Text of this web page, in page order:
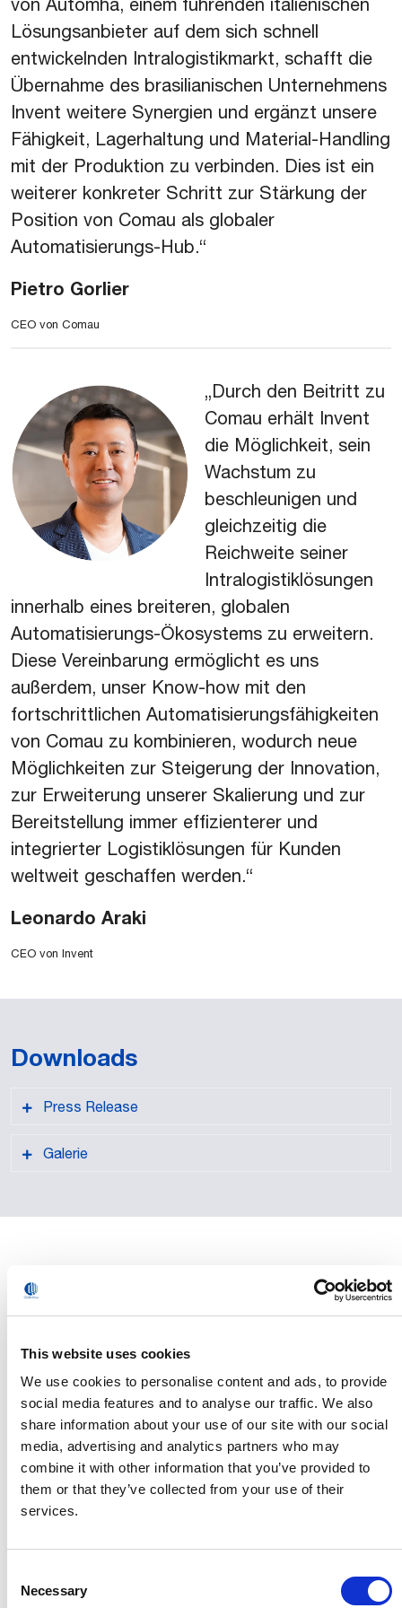
This website uses cookies
We use cookies to personalise content and ads, to provide
social media features and to analyse our traffic. We also
share information about your use of our site with our social
media, advertising and analytics partners who may
combine it with other information that you’ve provided to
them or that they’ve collected from your use of their
services.
Selection
Necessary
Lösungsanbieter auf dem sich schnell
entwickelnden Intralogistikmarkt, schafft die
Übernahme des brasilianischen Unternehmens
Invent weitere Synergien und ergänzt unsere
Fähigkeit, Lagerhaltung und Material-Handling
mit der Produktion zu verbinden. Dies ist ein
weiterer konkreter Schritt zur Stärkung der
Position von Comau als globaler
Automatisierungs-Hub.“
Pietro Gorlier
CEO von Comau
„Durch den Beitritt zu
Comau erhält Invent
die Möglichkeit, sein
Wachstum zu
beschleunigen und
gleichzeitig die
Reichweite seiner
Intralogistiklösungen
innerhalb eines breiteren, globalen
Automatisierungs-Ökosystems zu erweitern.
Diese Vereinbarung ermöglicht es uns
außerdem, unser Know-how mit den
fortschrittlichen Automatisierungsfähigkeiten
von Comau zu kombinieren, wodurch neue
Möglichkeiten zur Steigerung der Innovation,
zur Erweiterung unserer Skalierung und zur
Bereitstellung immer effizienterer und
integrierter Logistiklösungen für Kunden
weltweit geschaffen werden.“
Leonardo Araki
CEO von Invent
Downloads
Press Release
Galerie
Informationen über
fortschrittlichen Automatisierungslösungen für
verschiedenste Branchen. Zusammen mit Automha, einem
hundertprozentigen Tochterunternehmen, das sich auf
globale Intralogistik- und Lagerautomatisierung
spezialisiert hat, ermöglicht COMAU Unternehmen jeder
Größe in nahezu jeder Branche, das volle Potenzial von
Automatisierung, Robotik und digitalen Technologien
auszuschöpfen – und ihre Effizienz, Flexibilität und
steigern.
Comaus Portfolio umfasst Produkte und Systeme für die
Fahrzeugherstellung, mit einer starken Präsenz in der E-